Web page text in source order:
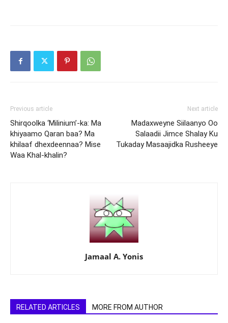
Previous article
Shirqoolka ‘Milinium’-ka: Ma
khiyaamo Qaran baa? Ma
khilaaf dhexdeennaa? Mise
Waa Khal-khalin?
Next article
Madaxweyne Siilaanyo Oo
Salaadii Jimce Shalay Ku
Tukaday Masaajidka Rusheeye
Jamaal A. Yonis
RELATED ARTICLES MORE FROM AUTHOR